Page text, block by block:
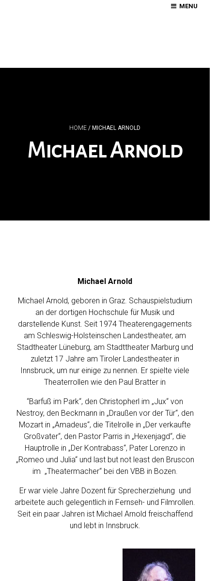
MENU
HOME / MICHAEL ARNOLD
Michael Arnold
H
E
A
N
D
Michael Arnold
Michael Arnold, geboren in Graz. Schauspielstudium
an der dortigen Hochschule für Musik und
darstellende Kunst. Seit 1974 Theaterengagements
am Schleswig-Holsteinschen Landestheater, am
Stadtheater Lüneburg, am Stadttheater Marburg und
zuletzt 17 Jahre am Tiroler Landestheater in
Innsbruck, um nur einige zu nennen. Er spielte viele
Theaterrollen wie den Paul Bratter in
“Barfuß im Park“, den Christopherl im „Jux“ von
Nestroy, den Beckmann in „Draußen vor der Tür“, den
Mozart in „Amadeus“, die Titelrolle in „Der verkaufte
Großvater“, den Pastor Parris in „Hexenjagd“, die
Hauptrolle in „Der Kontrabass“, Pater Lorenzo in
„Romeo und Julia“ und last but not least den Bruscon
im „Theatermacher“ bei den VBB in Bozen.
Er war viele Jahre Dozent für Sprecherziehung und
arbeitete auch gelegentlich in Fernseh- und Filmrollen.
Seit ein paar Jahren ist Michael Arnold freischaffend
und lebt in Innsbruck.